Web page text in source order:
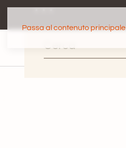
Passa al contenuto principale